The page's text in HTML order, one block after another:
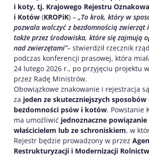
i koty, tj. Krajowego Rejestru
i Kotów (KROPiK) – „To krok, który w
pozwala walczyć z bezdomnością zwierząt
także przez środowiska, które się zajmują
nad zwierzętami”– stwierdził rzecznik
podczas konferencji prasowej, która
24 lutego 2026 r., po przyjęciu projektu
przez Radę Ministrów.
Obowiązkowe znakowanie i rejestracja
za jeden ze skuteczniejszych sposobów
bezdomności psów i kotów. Powstanie
ma umożliwić jednoznaczne
właścicielem lub ze schroniskiem, w
Rejestr będzie prowadzony w przez
Restrukturyzacji i Modernizacji